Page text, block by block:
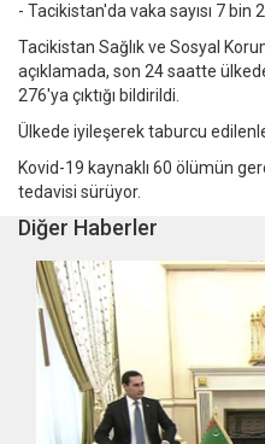
- Tacikistan'da vaka sayısı 7 bin
Tacikistan Sağlık ve Sosyal
açıklamada, son 24 saatte
276'ya çıktığı bildirildi.
Ülkede iyileşerek taburcu
Kovid-19 kaynaklı 60 ölümün
tedavisi sürüyor.
Diğer Haberler